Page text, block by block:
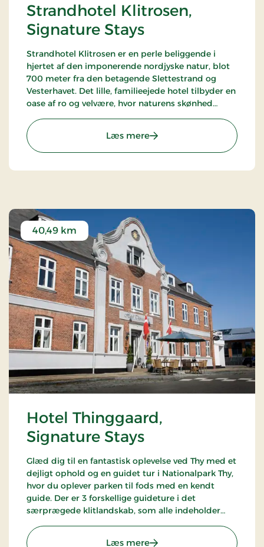
Strandhotel Klitrosen,
Signature Stays
Strandhotel Klitrosen er en perle beliggende i
hjertet af den imponerende nordjyske natur, blot
700 meter fra den betagende Slettestrand og
Vesterhavet. Det lille, familieejede hotel tilbyder en
oase af ro og velvære, hvor naturens skønhed
Læs mere: Strandhotel Klitrosen,
Hotel Thinggaard,
Signature Stays
40,49 km
Glæd dig til en fantastisk oplevelse ved Thy med et
dejligt ophold og en guidet tur i Nationalpark Thy,
hvor du oplever parken til fods med en kendt
guide. Der er 3 forskellige guideture i det
særprægede klitlandskab, som alle indeholder
afhænger af datoen for opholdet.
Læs mere: Hotel Thinggaard,